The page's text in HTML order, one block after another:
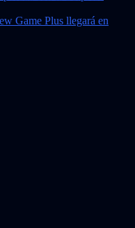
Game Plus llegará en